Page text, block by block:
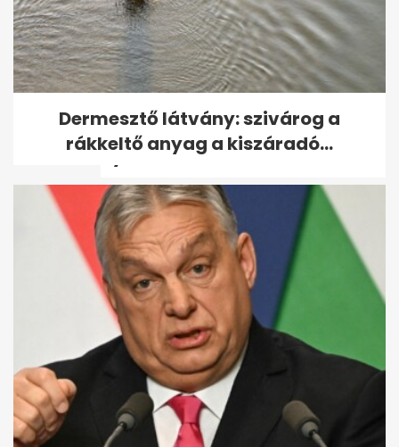
Londonba érkezett Harry
herceg, a királyi család tagjai
nyilvános...
Dermesztő látvány: szivárog a
rákkeltő anyag a kiszáradó...